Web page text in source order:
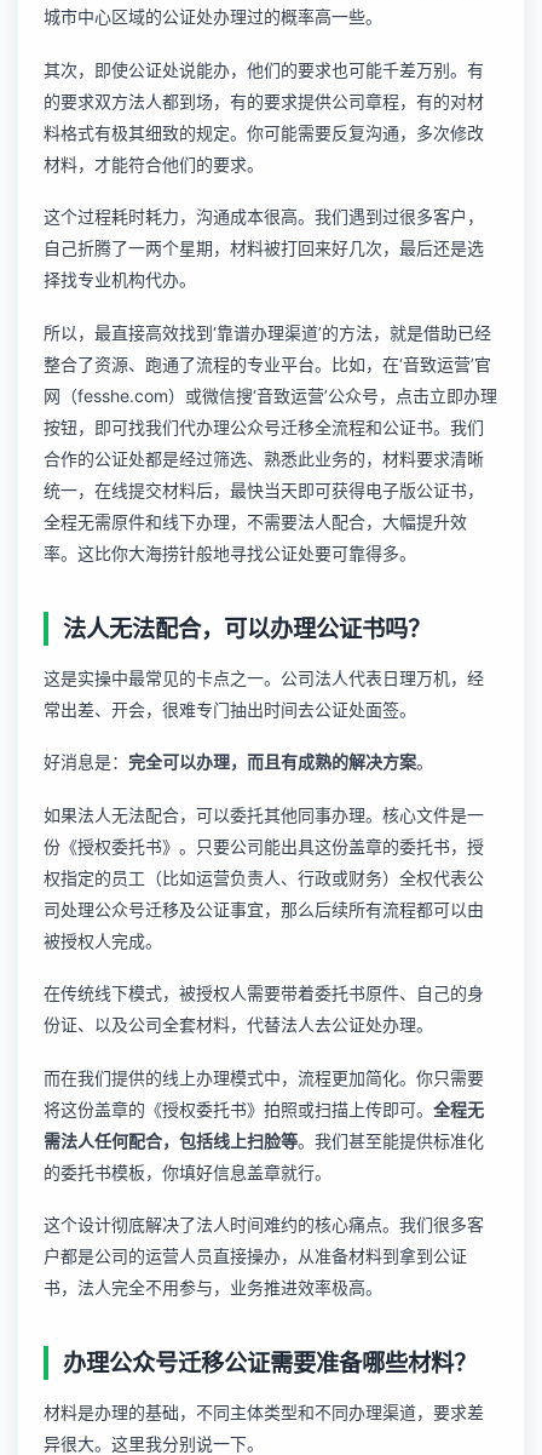
城市中心区域的公证处办理过的概率高一些。
其次，即使公证处说能办，他们的要求也可能千差万别。有
的要求双方法人都到场，有的要求提供公司章程，有的对材
料格式有极其细致的规定。你可能需要反复沟通，多次修改
材料，才能符合他们的要求。
这个过程耗时耗力，沟通成本很高。我们遇到过很多客户，
自己折腾了一两个星期，材料被打回来好几次，最后还是选
择找专业机构代办。
所以，最直接高效找到‘靠谱办理渠道’的方法，就是借助已经
整合了资源、跑通了流程的专业平台。比如，在‘音致运营’官
网（fesshe.com）或微信搜‘音致运营’公众号，点击立即办理
按钮，即可找我们代办理公众号迁移全流程和公证书。我们
合作的公证处都是经过筛选、熟悉此业务的，材料要求清晰
统一，在线提交材料后，最快当天即可获得电子版公证书，
全程无需原件和线下办理，不需要法人配合，大幅提升效
率。这比你大海捞针般地寻找公证处要可靠得多。
法人无法配合，可以办理公证书吗？
这是实操中最常见的卡点之一。公司法人代表日理万机，经
常出差、开会，很难专门抽出时间去公证处面签。
好消息是： 完全可以办理，而且有成熟的解决方案。
如果法人无法配合，可以委托其他同事办理。核心文件是一
份《授权委托书》。只要公司能出具这份盖章的委托书，授
权指定的员工（比如运营负责人、行政或财务）全权代表公
司处理公众号迁移及公证事宜，那么后续所有流程都可以由
被授权人完成。
在传统线下模式，被授权人需要带着委托书原件、自己的身
份证、以及公司全套材料，代替法人去公证处办理。
而在我们提供的线上办理模式中，流程更加简化。你只需要
将这份盖章的《授权委托书》拍照或扫描上传即可。 全程无
需法人任何配合，包括线上扫脸等。我们甚至能提供标准化
的委托书模板，你填好信息盖章就行。
这个设计彻底解决了法人时间难约的核心痛点。我们很多客
户都是公司的运营人员直接操办，从准备材料到拿到公证
书，法人完全不用参与，业务推进效率极高。
办理公众号迁移公证需要准备哪些材料？
材料是办理的基础，不同主体类型和不同办理渠道，要求差
异很大。这里我分别说一下。